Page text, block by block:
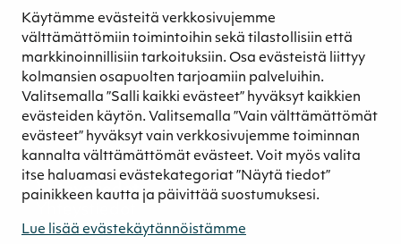
Käytämme evästeitä verkkosivujemme
välttämättömiin toimintoihin sekä tilastollisiin että
markkinoinnillisiin tarkoituksiin. Osa evästeistä liittyy
kolmansien osapuolten tarjoamiin palveluihin.
Valitsemalla ”Salli kaikki evästeet” hyväksyt kaikkien
evästeiden käytön. Valitsemalla ”Vain välttämättömät
evästeet” hyväksyt vain verkkosivujemme toiminnan
kannalta välttämättömät evästeet. Voit myös valita
itse haluamasi evästekategoriat ”Näytä tiedot”
painikkeen kautta ja päivittää suostumuksesi.
Lue lisää evästekäytännöistämme
Turvetuotannon kestävyys
Kestävyyden johtaminen
Retkeilykohteet
Media
Uutiset ja blogit
Podcast
Yhteystiedot
Laskutustiedot